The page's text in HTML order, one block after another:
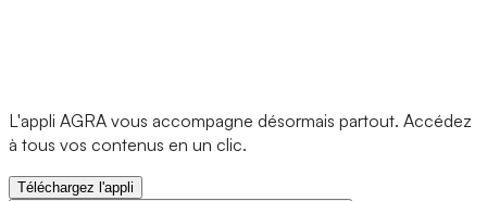
L'appli AGRA vous accompagne désormais partout. Accédez
à tous vos contenus en un clic.
Téléchargez l'appli